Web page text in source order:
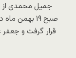
جمیل محمدی از
قرار گرفت و